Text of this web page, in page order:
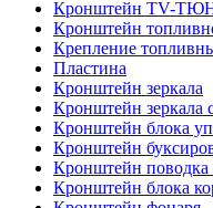
Кронштейн TV-
Кронштейн
Крепление
Пластина
Кронштейн зеркала
Кронштейн зеркала
Кронштейн блока
Кронштейн
Кронштейн поводка
Кронштейн блока